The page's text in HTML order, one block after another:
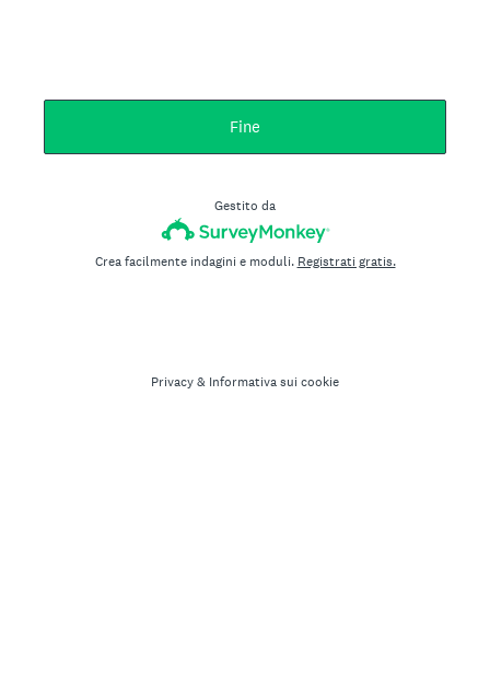
Fine
Gestito da
Crea facilmente indagini e moduli. Registrati gratis.
Privacy& Informativa sui cookie